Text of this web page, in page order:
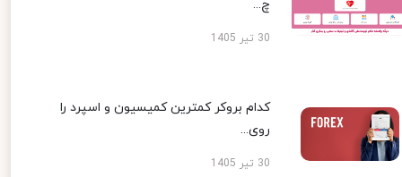
چ...
30 تیر 1405
کدام بروکر کمترین کمیسیون و اسپرد را
روی...
30 تیر 1405